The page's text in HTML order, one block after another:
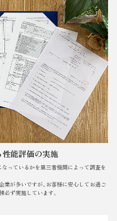
性能評価の実施
なっているかを第三者機関によって調査を
業が多いですが、お客様に安心してお過ご
必ず実施しています。